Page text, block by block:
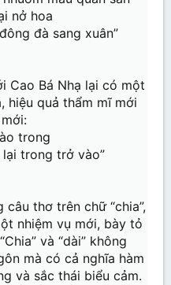
nở hoa
đà sang xuân”
Cao Bá Nhạ lại có một
hiệu quả thẩm mĩ mới
trong
trong trở vào”
câu thơ trên chữ “chia”,
nhiệm vụ mới, bày tỏ
và “dài” không
mà có cả nghĩa hàm
và sắc thái biểu cảm.